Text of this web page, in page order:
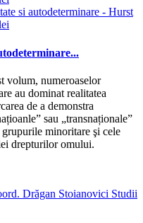
volum, numeroaselor
au dominat realitatea
de a demonstra
sau „transnaționale”
minoritare şi cele
drepturilor omului.